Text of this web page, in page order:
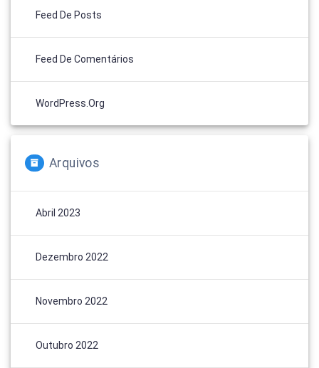
Feed De Posts
Feed De Comentários
WordPress.org
Arquivos
Abril 2023
Dezembro 2022
Novembro 2022
Outubro 2022